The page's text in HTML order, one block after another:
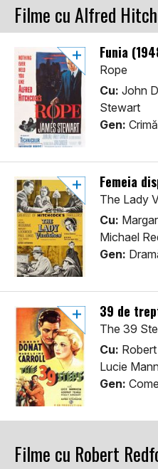
Filme cu Alfred
Funia
Rope
Cu: John
Stewart
Gen:
Femeia
The Lady
Cu:
Michael
Gen:
39 de
The 39
Cu:
Lucie
Gen:
Filme cu Robert